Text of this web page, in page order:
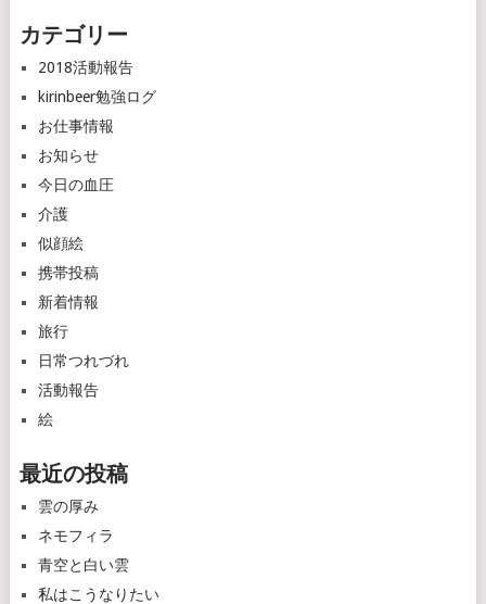
カテゴリー
2018活動報告
kirinbeer勉強ログ
お仕事情報
お知らせ
今日の血圧
介護
似顔絵
携帯投稿
新着情報
旅行
日常つれづれ
活動報告
絵
最近の投稿
雲の厚み
ネモフィラ
青空と白い雲
私はこうなりたい